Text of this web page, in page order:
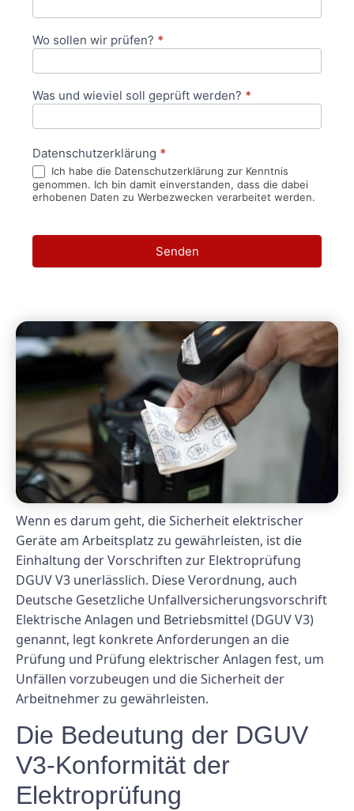
Wo sollen wir prüfen? *
Was und wieviel soll geprüft werden? *
Datenschutzerklärung *
Ich habe die Datenschutzerklärung zur Kenntnis
genommen. Ich bin damit einverstanden, dass die dabei
erhobenen Daten zu Werbezwecken verarbeitet werden.
Senden
Wenn es darum geht, die Sicherheit elektrischer
Geräte am Arbeitsplatz zu gewährleisten, ist die
Einhaltung der Vorschriften zur Elektroprüfung
DGUV V3 unerlässlich. Diese Verordnung, auch
Deutsche Gesetzliche Unfallversicherungsvorschrift
Elektrische Anlagen und Betriebsmittel (DGUV V3)
genannt, legt konkrete Anforderungen an die
Prüfung und Prüfung elektrischer Anlagen fest, um
Unfällen vorzubeugen und die Sicherheit der
Arbeitnehmer zu gewährleisten.
Die Bedeutung der DGUV
V3-Konformität der
Elektroprüfung